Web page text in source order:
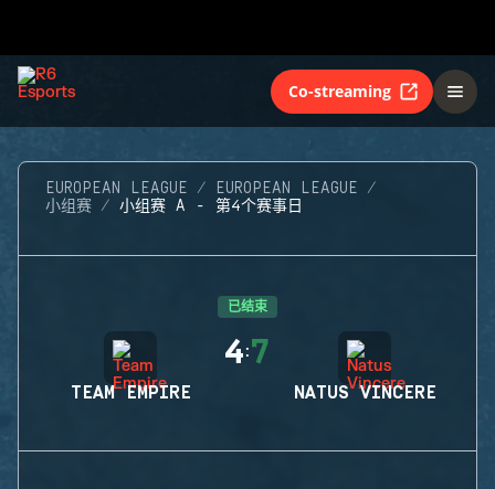
Co-streaming
EUROPEAN LEAGUE
EUROPEAN LEAGUE
小组赛
小组赛 A - 第4个赛事日
已结束
TEAM EMPIRE
4:7
NATUS VINCERE